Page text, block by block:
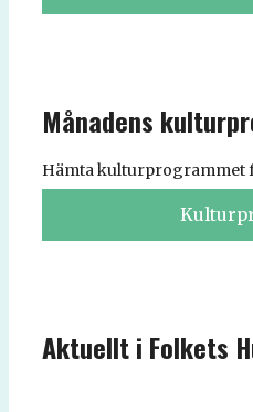
Månadens
Hämta kulturprogrammet
Aktuellt i Folkets